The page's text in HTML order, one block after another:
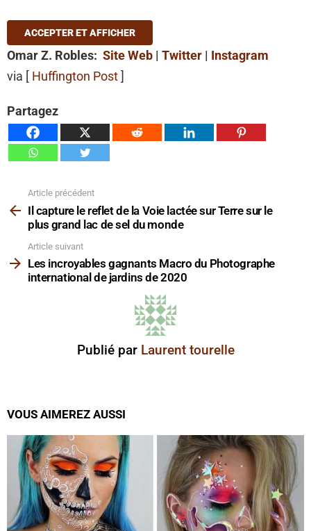
ACCEPTER ET AFFICHER
Omar Z. Robles: Site Web | Twitter | Instagram
via [ Huffington Post]
Partagez
plus
Article précédent
Il capture le reflet de la Voie lactée sur Terre sur le
plus grand lac de sel du monde
Article suivant
Les incroyables gagnants Macro du Photographe
international de jardins de 2020
Publié par Laurent tourelle
VOUS AIMEREZ AUSSI